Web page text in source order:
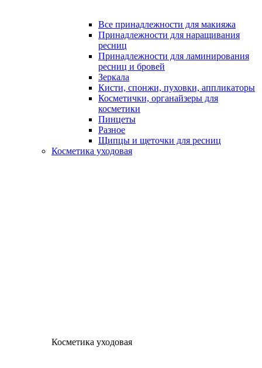
Все принадлежности для макияжа
Принадлежности для наращивания
ресниц
Принадлежности для ламинирования
ресниц и бровей
Зеркала
Кисти, спонжи, пуховки, аппликаторы
Косметички, органайзеры для
косметики
Пинцеты
Разное
Щипцы и щеточки для ресниц
Косметика уходовая
Косметика уходовая